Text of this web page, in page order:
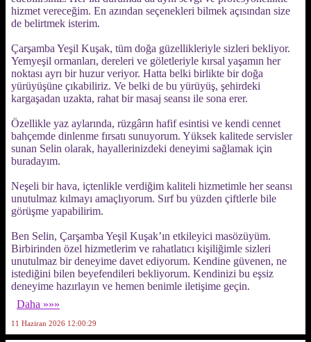
hizmet vereceğim. En azından seçenekleri bilmek açısından size
de belirtmek isterim.
Çarşamba Yeşil Kuşak, tüm doğa güzellikleriyle sizleri bekliyor.
Yemyeşil ormanları, dereleri ve göletleriyle kırsal yaşamın her
noktası ayrı bir huzur veriyor. Hatta belki birlikte bir doğa
yürüyüşüne çıkabiliriz. Ve belki de bu yürüyüş, şehirdeki
kargaşadan uzakta, rahat bir masaj seansı ile sona erer.
Özellikle yaz aylarında, rüzgârın hafif esintisi ve kendi cennet
bahçemde dinlenme fırsatı sunuyorum. Yüksek kalitede servisler
sunan Selin olarak, hayallerinizdeki deneyimi sağlamak için
buradayım.
Neşeli bir hava, içtenlikle verdiğim kaliteli hizmetimle her seansı
unutulmaz kılmayı amaçlıyorum. Sırf bu yüzden çiftlerle bile
görüşme yapabilirim.
Ben Selin, Çarşamba Yeşil Kuşak’ın etkileyici masözüyüm.
Birbirinden özel hizmetlerim ve rahatlatıcı kişiliğimle sizleri
unutulmaz bir deneyime davet ediyorum. Kendine güvenen, ne
istediğini bilen beyefendileri bekliyorum. Kendinizi bu eşsiz
deneyime hazırlayın ve hemen benimle iletişime geçin.
Daha »»»
11 Haziran 2026 12:00:29